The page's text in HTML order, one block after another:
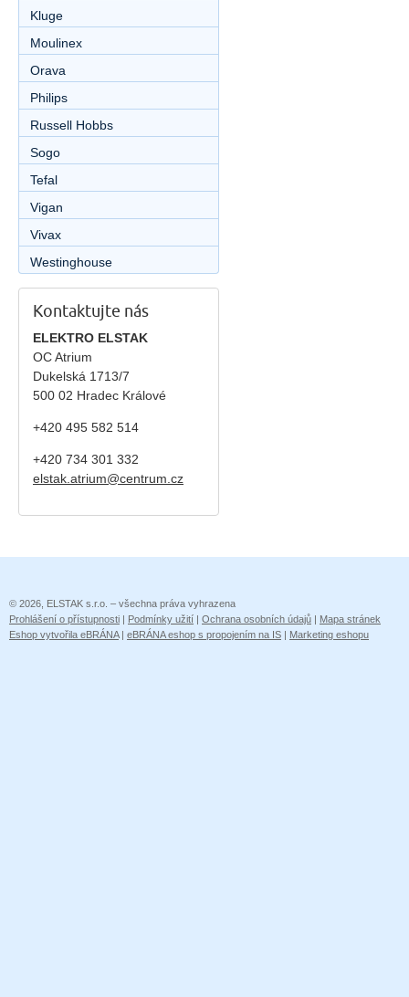
Kluge
Moulinex
Orava
Philips
Russell Hobbs
Sogo
Tefal
Vigan
Vivax
Westinghouse
Kontaktujte nás
ELEKTRO ELSTAK
OC Atrium
Dukelská 1713/7
500 02 Hradec Králové
+420 495 582 514
+420 734 301 332
elstak.atrium@centrum.cz
© 2026, ELSTAK s.r.o. – všechna práva vyhrazena
Prohlášení o přístupnosti | Podmínky užití | Ochrana osobních údajů | Mapa stránek
Eshop vytvořila eBRÁNA| eBRÁNA eshop s propojením na IS | Marketing eshopu